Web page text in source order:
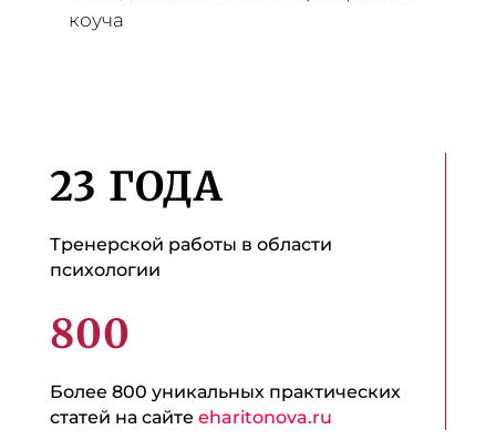
коуча
23 ГОДА
Тренерской работы в области
психологии
800
Более 800 уникальных практических
статей на сайте eharitonova.ru